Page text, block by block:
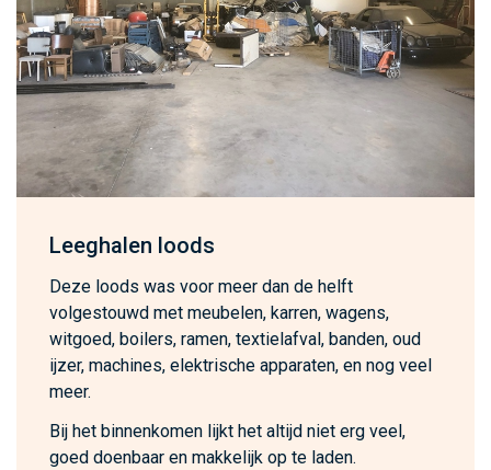
Leeghalen loods
Deze loods was voor meer dan de helft
volgestouwd met meubelen, karren, wagens,
witgoed, boilers, ramen, textielafval, banden, oud
ijzer, machines, elektrische apparaten, en nog veel
meer.
Bij het binnenkomen lijkt het altijd niet erg veel,
goed doenbaar en makkelijk op te laden.